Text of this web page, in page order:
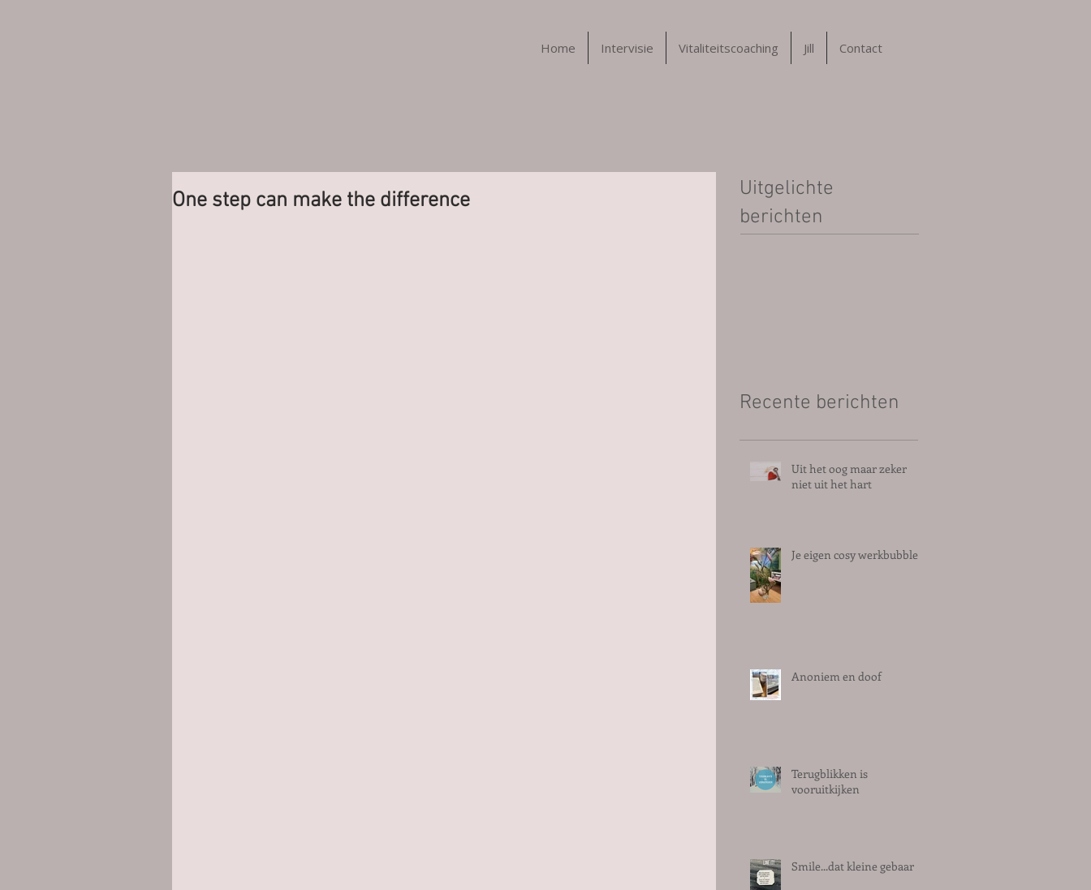
Home Intervisie Vitaliteitscoaching Jill Contact
One step can make the difference
Uitgelichte
berichten
Recente berichten
Uit het oog maar zeker
niet uit het hart
Je eigen cosy werkbubble
Anoniem en doof
Terugblikken is
vooruitkijken
Smile...dat kleine gebaar